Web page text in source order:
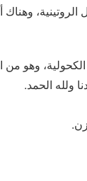
الروتينية،
وهو
ولله الحمد.